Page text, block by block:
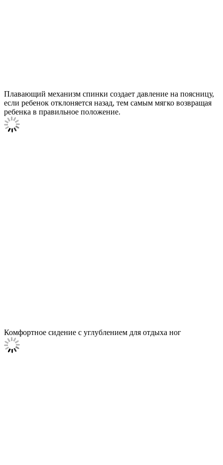
Плавающий механизм спинки создает давление на поясницу,
если ребенок отклоняется назад, тем самым мягко возвращая
ребенка в правильное положение.
Комфортное сидение с углублением для отдыха ног